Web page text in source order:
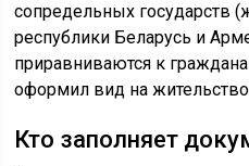
сопредельных государств
республики Беларусь и
приравниваются к
оформил вид на
Кто заполняет